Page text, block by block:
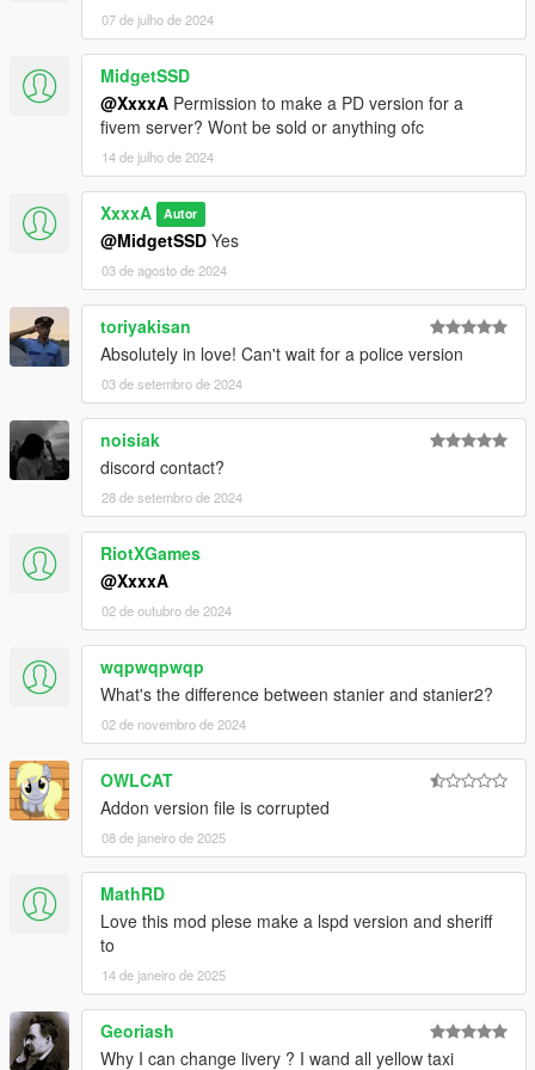
07 de julho de 2024
MidgetSSD
@XxxxA Permission to make a PD version for a
fivem server? Wont be sold or anything ofc
14 de julho de 2024
XxxxA Autor
@MidgetSSD Yes
03 de agosto de 2024
toriyakisan
Absolutely in love! Can't wait for a police version
03 de setembro de 2024
noisiak
discord contact?
28 de setembro de 2024
RiotXGames
@XxxxA
02 de outubro de 2024
wqpwqpwqp
What's the difference between stanier and stanier2?
02 de novembro de 2024
OWLCAT
Addon version file is corrupted
08 de janeiro de 2025
MathRD
Love this mod plese make a lspd version and sheriff
to
14 de janeiro de 2025
Georiash
Why I can change livery ? I wand all yellow taxi